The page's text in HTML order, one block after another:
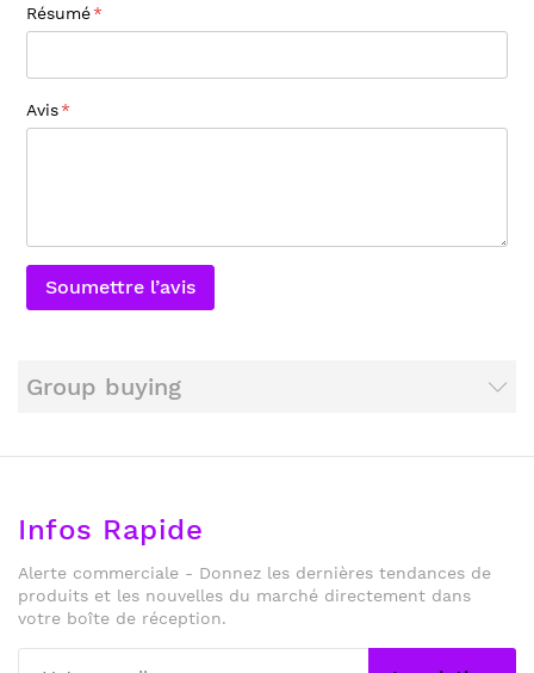
Résumé
Avis
Soumettre l’avis
Group buying
Infos Rapide
Alerte commerciale - Donnez les dernières tendances de
produits et les nouvelles du marché directement dans
votre boîte de réception.